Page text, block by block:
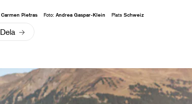
Carmen Pietras Foto: Andrea Gaspar-Klein Plats Schweiz
Dela